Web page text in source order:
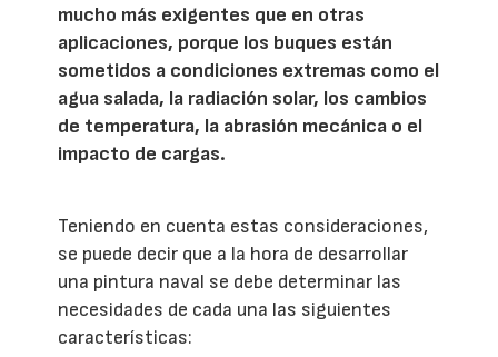
mucho más exigentes que en otras
aplicaciones, porque los buques están
sometidos a condiciones extremas como el
agua salada, la radiación solar, los cambios
de temperatura, la abrasión mecánica o el
impacto de cargas.
Teniendo en cuenta estas consideraciones,
se puede decir que a la hora de desarrollar
una pintura naval se debe determinar las
necesidades de cada una las siguientes
características: